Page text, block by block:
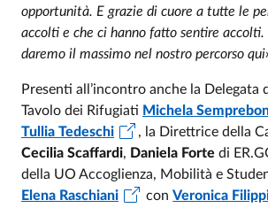
opportunità. E grazie di cuore a tutte le
accolti e che ci hanno fatto sentire
daremo il massimo nel nostro percorso
Presenti all’incontro anche la Delegata
Tavolo dei Rifugiati Michela
Tullia Tedeschi
, la Direttrice della
Cecilia Scaffardi, Daniela Forte di
della UO Accoglienza, Mobilità e
Elena Raschiani
conVeronica